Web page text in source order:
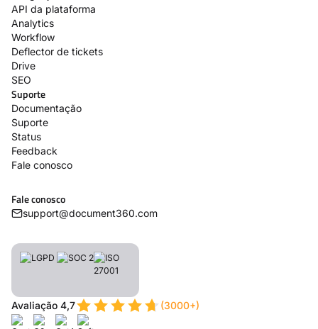
API da plataforma
Analytics
Workflow
Deflector de tickets
Drive
SEO
Suporte
Documentação
Suporte
Status
Feedback
Fale conosco
Fale conosco
support@document360.com
Avaliação 4,7 (3000+)